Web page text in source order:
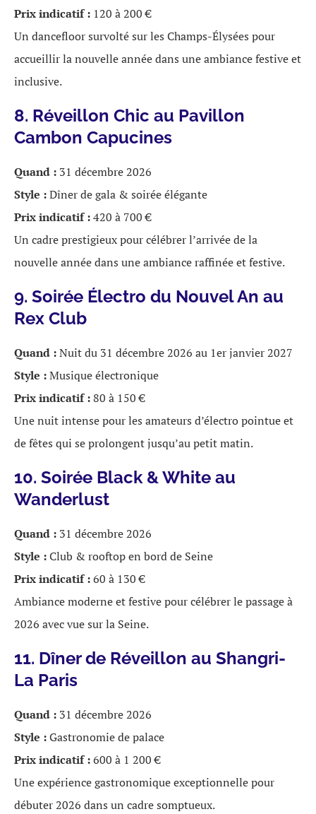
Prix indicatif : 120 à 200 €
Un dancefloor survolté sur les Champs-Élysées pour
accueillir la nouvelle année dans une ambiance festive et
inclusive.
8. Réveillon Chic au Pavillon
Cambon Capucines
Quand : 31 décembre 2026
Style :Dîner de gala & soirée élégante
Prix indicatif :420 à 700 €
Un cadre prestigieux pour célébrer l’arrivée de la
nouvelle année dans une ambiance raffinée et festive.
9. Soirée Électro du Nouvel An au
Rex Club
Quand :Nuit du 31 décembre 2026 au 1er janvier 2027
Style :Musique électronique
Prix indicatif :80 à 150 €
Une nuit intense pour les amateurs d’électro pointue et
de fêtes qui se prolongent jusqu’au petit matin.
10. Soirée Black & White au
Wanderlust
Quand : 31 décembre 2026
Style :Club & rooftop en bord de Seine
Prix indicatif :60 à 130 €
Ambiance moderne et festive pour célébrer le passage à
2026 avec vue sur la Seine.
11. Dîner de Réveillon au Shangri-
La Paris
Quand : 31 décembre 2026
Style :Gastronomie de palace
Prix indicatif :600 à 1 200 €
Une expérience gastronomique exceptionnelle pour
débuter 2026 dans un cadre somptueux.